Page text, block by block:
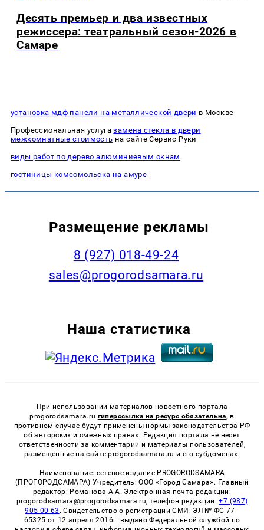
Десять премьер и два известных
режиссера: театральный сезон-2026 в
Самаре
установка мдф панели на металлической двери в Москве
Профессиональная услугазамена стекла в двери
межкомнатные стоимость на сайте Сервис Руки
виды работ по дерево алюминиевым окнам
гостиницы комсомольска на амуре
Размещение рекламы
8 (927) 018-49-24
sales@progorodsamara.ru
Наша статистика
При использовании материалов новостного портала
progorodsamara.ru гиперссылка на ресурс обязательна, в
противном случае будут применены нормы законодательства РФ
об авторских и смежных правах. Редакция портала не несет
ответственности за комментарии и материалы пользователей,
размещенные на сайте progorodsamara.ru и его субдоменах.
Наименование: сетевое издание PROGORODSAMARA
(ПРОГОРОДСАМАРА) Учредитель: ООО «Город Самара». Главный
редактор: Романова А.А. Электронная почта редакции:
progorodsamara@progorodsamara.ru, телефон редакции:+7 (987)
905-00-63 . Свидетельство о регистрации СМИ: ЭЛ № ФС 77 -
65325 от 12 апреля 2016г. выдано Федеральной службой по